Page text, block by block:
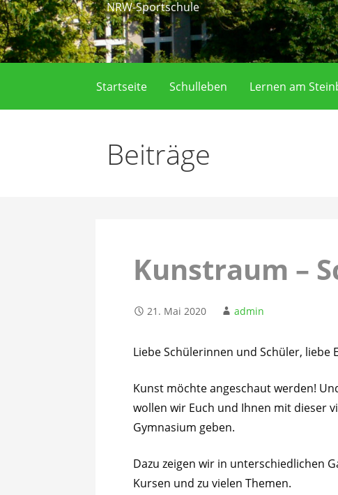
NRW-Sportschule
Startseite Schulleben Lernen am
Beiträge
Kunstraum –
21. Mai 2020 admin
Liebe Schülerinnen und Schüler, liebe
Kunst möchte angeschaut werden!
wollen wir Euch und Ihnen mit dieser
Gymnasium geben.
Dazu zeigen wir in unterschiedlichen
Kursen und zu vielen Themen.